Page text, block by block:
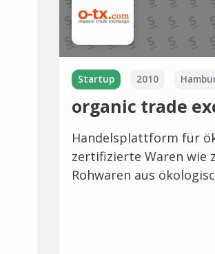
Startup 2010
organic trade
Handelsplattform für
zertifizierte Waren wie
Rohwaren aus